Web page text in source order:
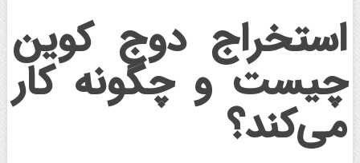
استخراج دوج کوین
چیست و چگونه کار
می‌کند؟